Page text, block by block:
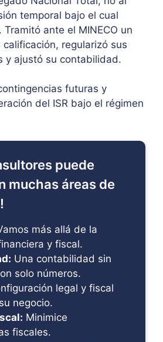
temporal bajo el cual
ante el MINECO un
regularizó sus
y ajustó su contabilidad.
futuras y
del ISR bajo el régimen
puede
muchas áreas de
más allá de la
y fiscal.
Una contabilidad sin
solo números.
legal y fiscal
negocio.
Minimice
fiscales.